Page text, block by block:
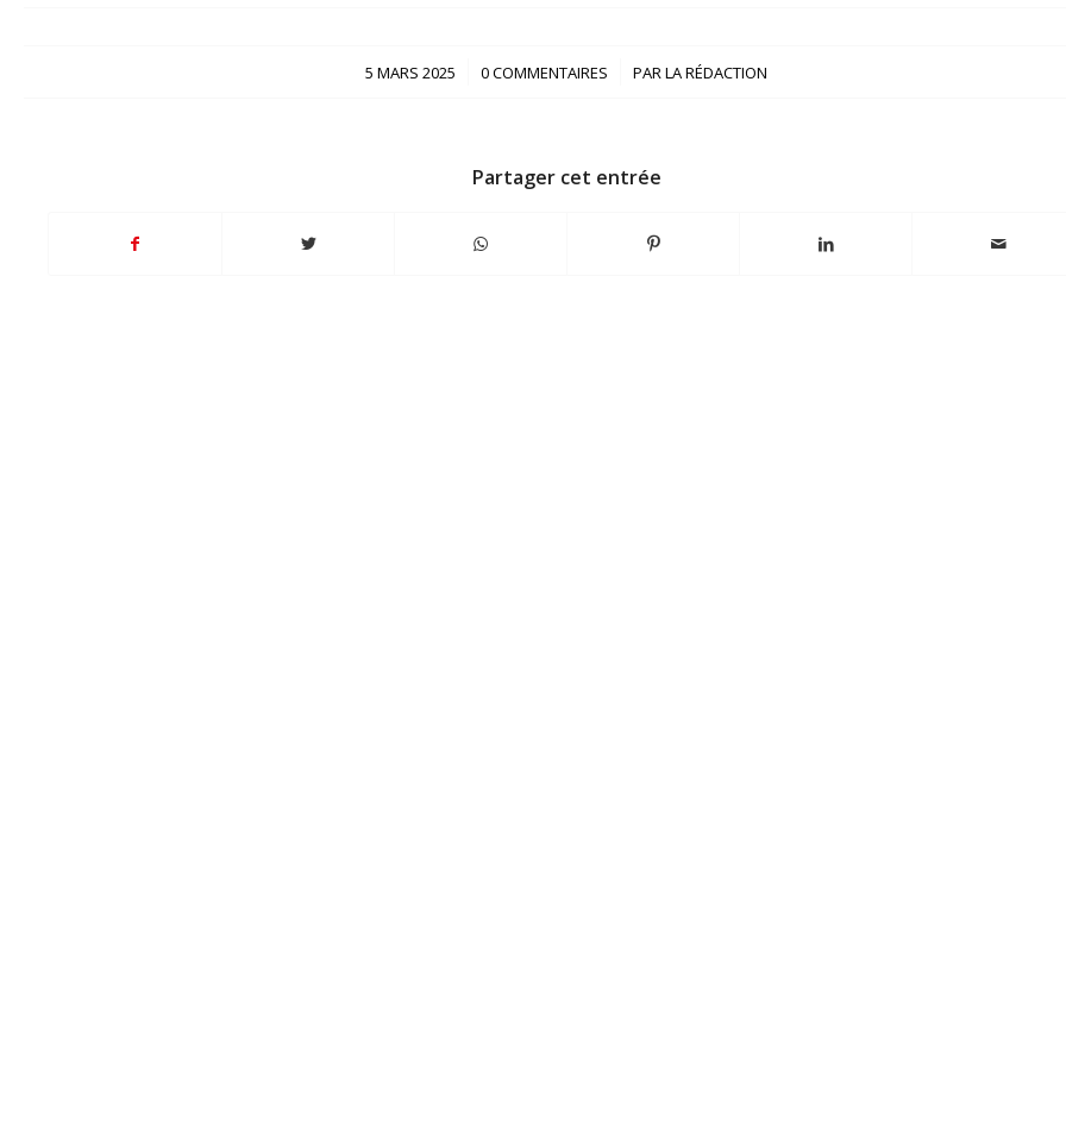
5 MARS 2025
/ 0 COMMENTAIRES
/ PARLA RÉDACTION
Partager cet entrée